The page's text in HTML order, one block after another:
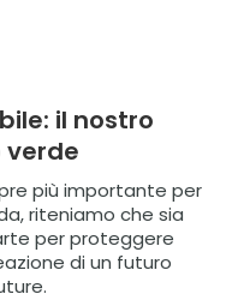
il nostro
più importante per
riteniamo che sia
per proteggere
di un futuro